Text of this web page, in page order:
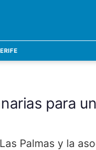
para
Palmas y la